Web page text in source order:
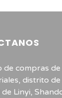
de compras
distrito
Linyi,